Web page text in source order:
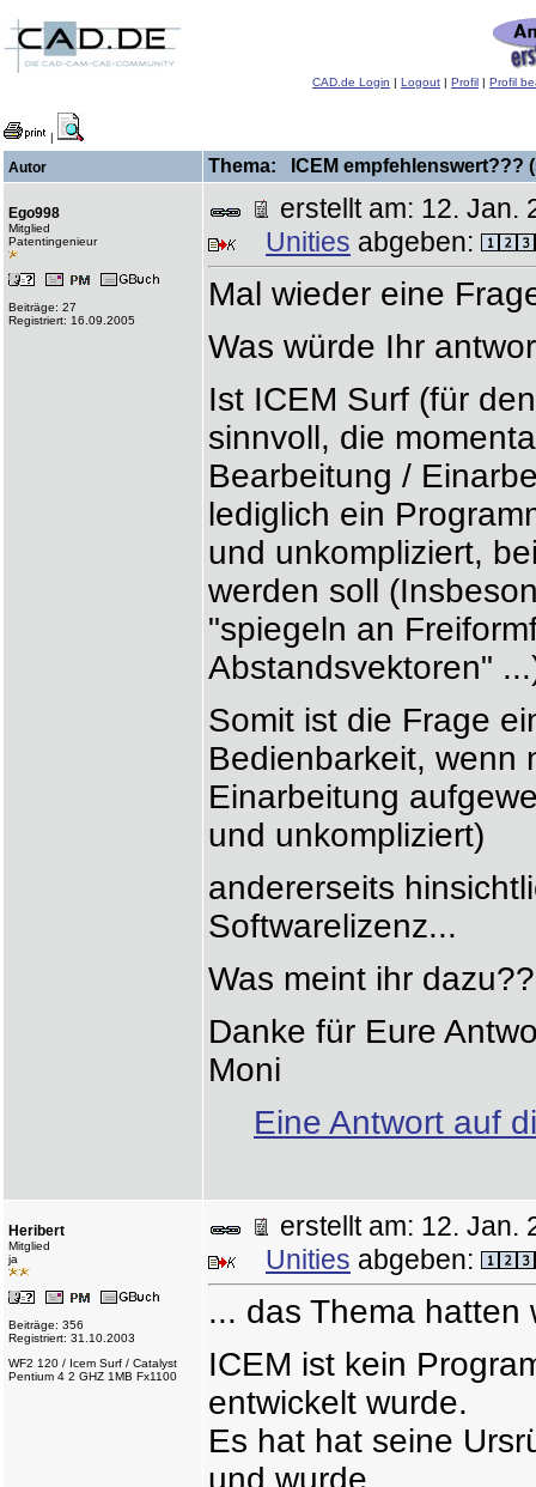
CAD.de Login | Logout | Profil | Profil
|
Autor Thema: ICEM empfehlenswert???
Ego998
Mitglied
Patentingenieur
Beiträge: 27
Registriert: 16.09.2005
erstellt am: 12.
Unities abgeben:
Mal wieder eine
Was würde Ihr
Ist ICEM Surf (für
sinnvoll, die
Bearbeitung /
lediglich ein
und unkompliziert,
werden soll
"spiegeln an
Abstandsvektoren"
Somit ist die Frage
Bedienbarkeit, wenn
Einarbeitung
und unkompliziert)
andererseits
Softwarelizenz...
Was meint ihr
Danke für Eure
Moni
Eine Antwort auf
Heribert
Mitglied
ja
Beiträge: 356
Registriert: 31.10.2003
WF2 120 / Icem Surf / Catalyst
Pentium 4 2 GHZ 1MB Fx1100
erstellt am: 12.
Unities abgeben:
... das Thema hatten
ICEM ist kein
entwickelt wurde.
Es hat hat seine
und wurde